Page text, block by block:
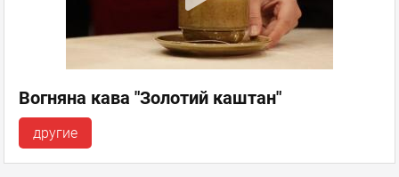
Вогняна кава "Золотий каштан"
другие